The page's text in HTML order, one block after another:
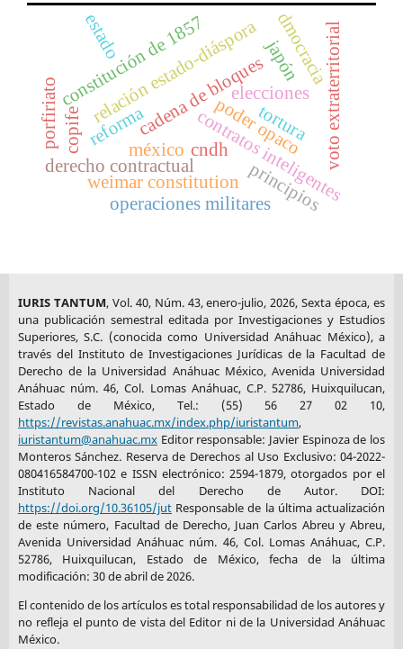
cadena de bloques
contratos inteligentes
derecho contractual voto extraterritorial
reforma
elecciones
relación estado-diáspora
copife
weimar constitution
constitución de 1857
poder opaco
dmocracia
principios
operaciones militares
tortura
cndh
estado
porfiriato
méxico
japón
IURIS TANTUM, Vol. 40, Núm. 43, enero-julio, 2026, Sexta época, es
una publicación semestral editada por Investigaciones y Estudios
Superiores, S.C. (conocida como Universidad Anáhuac México), a
través del Instituto de Investigaciones Jurídicas de la Facultad de
Derecho de la Universidad Anáhuac México, Avenida Universidad
Anáhuac núm. 46, Col. Lomas Anáhuac, C.P. 52786, Huixquilucan,
Estado de México, Tel.: (55) 56 27 02 10,
https://revistas.anahuac.mx/index.php/iuristantum,
iuristantum@anahuac.mxEditor responsable: Javier Espinoza de los
Monteros Sánchez. Reserva de Derechos al Uso Exclusivo: 04-2022-
080416584700-102 e ISSN electrónico: 2594-1879, otorgados por el
Instituto Nacional del Derecho de Autor. DOI:
https://doi.org/10.36105/jutResponsable de la última actualización
de este número, Facultad de Derecho, Juan Carlos Abreu y Abreu,
Avenida Universidad Anáhuac núm. 46, Col. Lomas Anáhuac, C.P.
52786, Huixquilucan, Estado de México, fecha de la última
modificación: 30 de abril de 2026.
El contenido de los artículos es total responsabilidad de los autores y
no refleja el punto de vista del Editor ni de la Universidad Anáhuac
México.